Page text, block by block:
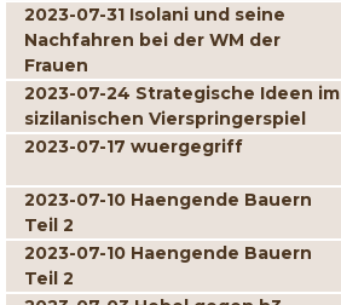
2023-07-31 Isolani und seine
Nachfahren bei der WM der
Frauen
2023-07-24 Strategische Ideen im
sizilanischen Vierspringerspiel
2023-07-17 wuergegriff
2023-07-10 Haengende Bauern
Teil 2
2023-07-10 Haengende Bauern
Teil 2